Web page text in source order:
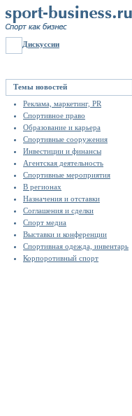
Дискуссии
Темы новостей
Реклама, маркетинг, PR
Спортивное право
Образование и карьера
Спортивные сооружения
Инвестиции и финансы
Агентская деятельность
Спортивные мероприятия
В регионах
Назначения и отставки
Соглашения и сделки
Спорт медиа
Выставки и конференции
Спортивная одежда, инвентарь
Корпоротивный спорт